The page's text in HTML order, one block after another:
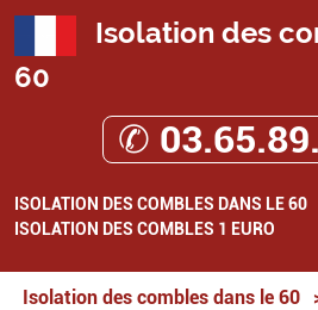
Isolation des
60
✆
ISOLATION DES COMBLES DANS LE 60
ISOLATION DES COMBLES 1 EURO
Isolation des combles dans le 60